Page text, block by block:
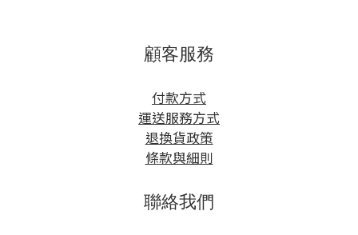
顧客服務
付款方式
運送服務方式
退換貨政策
條款與細則
聯絡我們